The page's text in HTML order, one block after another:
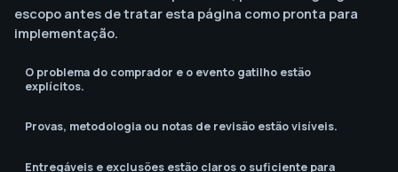
escopo antes de tratar esta página como pronta para
implementação.
O problema do comprador e o evento gatilho estão
explícitos.
Provas, metodologia ou notas de revisão estão visíveis.
Entregáveis e exclusões estão claros o suficiente para